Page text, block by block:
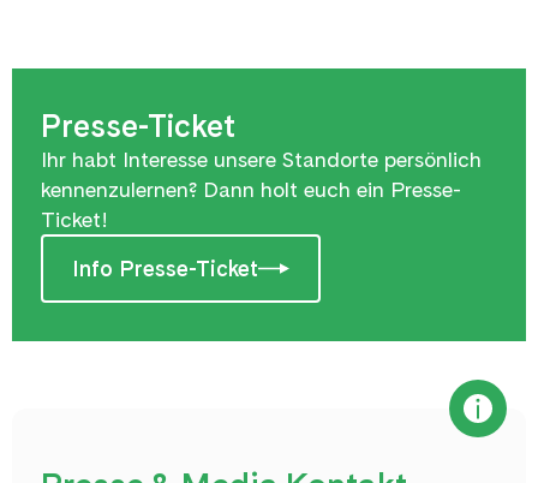
Presse-Ticket
Ihr habt Interesse unsere Standorte persönlich
kennenzulernen? Dann holt euch ein Presse-
Ticket!
Info Presse-Ticket